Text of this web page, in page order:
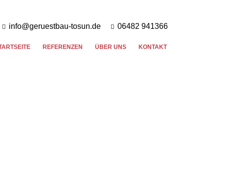
info@geruestbau-tosun.de 06482 941366
REFERENZEN ÜBER UNS KONTAKT